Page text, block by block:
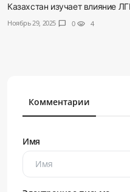
Казахстан изучает влияние
Ноябрь 29, 2025 chat_bubble 0 visibility 4
Комментарии
Имя